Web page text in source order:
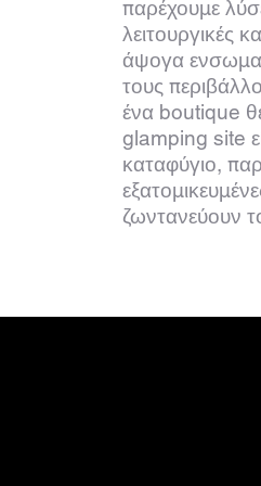
παρέχουμε
λειτουργικές
άψογα
τους
ένα boutique
glamping site
καταφύγιο,
ζωντανεύουν